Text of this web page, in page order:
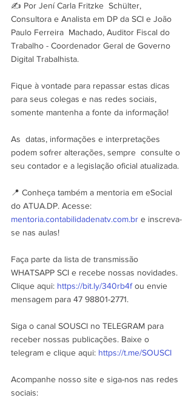
✍️ Por Jení Carla Fritzke  Schülter,
Consultora e Analista em DP da SCI e João
Paulo Ferreira  Machado, Auditor Fiscal do
Trabalho - Coordenador Geral de Governo
Digital Trabalhista.
Fique à vontade para repassar estas dicas
para seus colegas e nas redes sociais,
somente mantenha a fonte da informação!
As  datas, informações e interpretações
podem sofrer alterações, sempre  consulte o
seu contador e a legislação oficial atualizada.
📍 Conheça também a mentoria em eSocial
do ATUA.DP. Acesse:
mentoria.contabilidadenatv.com.br e inscreva-
se nas aulas!
Faça parte da lista de transmissão
WHATSAPP SCI e recebe nossas novidades.
Clique aqui: https://bit.ly/340rb4f ou envie
mensagem para 47 98801-2771.
Siga o canal SOUSCI no TELEGRAM para
receber nossas publicações. Baixe o
telegram e clique aqui: https://t.me/SOUSCI
Acompanhe nosso site e siga-nos nas redes
sociais: